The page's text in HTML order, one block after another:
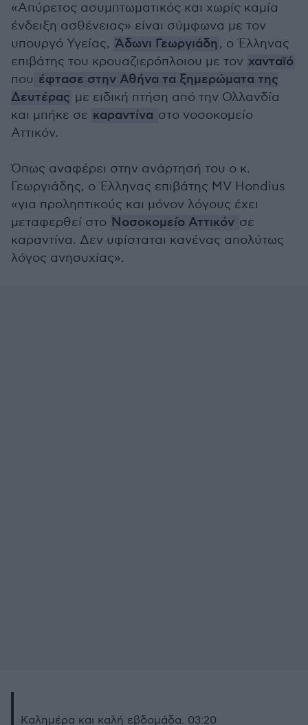
«Απύρετος ασυμπτωματικός και χωρίς καμία
ένδειξη ασθένειας» είναι σύμφωνα με τον
υπουργό Υγείας, Άδωνι Γεωργιάδη, ο Έλληνας
επιβάτης του κρουαζιερόπλοιου με τον χανταϊό
που έφτασε στην Αθήνα τα ξημερώματα της
Δευτέρας με ειδική πτήση από την Ολλανδία
και μπήκε σε καραντίνα στο νοσοκομείο
Αττικόν.
Όπως αναφέρει στην ανάρτησή του ο κ.
Γεωργιάδης, ο Έλληνας επιβάτης MV Hondius
«για προληπτικούς και μόνον λόγους έχει
μεταφερθεί στο Νοσοκομείο Αττικόν σε
καραντίνα. Δεν υφίσταται κανένας απολύτως
λόγος ανησυχίας».
Καλημέρα και καλή εβδομάδα. 03:20